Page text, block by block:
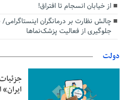
از خیابان انسجام تا افتراق!
چالش نظارت بر درمانگران
جلوگیری از فعالیت پزشک‌نماها
دولت